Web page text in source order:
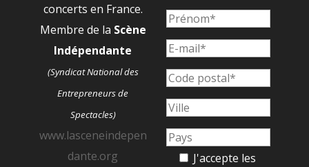
concerts en France.
Membre de la Scène
Indépendante
(Syndicat National des
Entrepreneurs de
Spectacles)
www.lasceneindepen
dante.org
J'accepte les